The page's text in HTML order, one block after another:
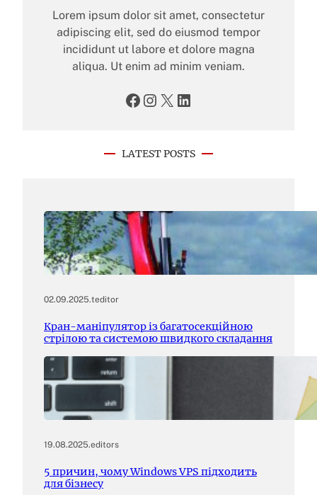
Lorem ipsum dolor sit amet, consectetur
adipiscing elit, sed do eiusmod tempor
incididunt ut labore et dolore magna
aliqua. Ut enim ad minim veniam.
Facebook Instagram X LinkedIn
LATEST POSTS
02.09.2025.teditor
Кран-маніпулятор із багатосекційною
стрілою та системою швидкого складання
19.08.2025.editors
5 причин, чому Windows VPS підходить
для бізнесу